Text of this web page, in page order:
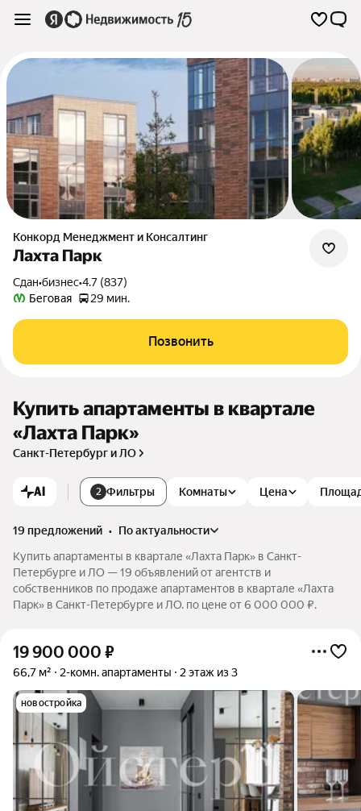
Конкорд Менеджмент и Консалтинг
Лахта Парк
Сдан•бизнес•4.7 (837)
Беговая
29 мин.
Позвонить
Купить апартаменты в квартале
«Лахта Парк»
Санкт-Петербург и ЛО
AI 2 Фильтры Комнаты Цена
19 предложений •
по актуальности
Купить апартаменты в квартале «Лахта Парк» в Санкт-
Петербурге и ЛО — 19 объявлений от агентств и
собственников по продаже апартаментов в квартале «Лахта
Парк» в Санкт-Петербурге и ЛО. по цене от 6 000 000 ₽.
19 900 000 ₽
66,7 м² 2-комн. апартаменты 2 этаж из 3
новостройка